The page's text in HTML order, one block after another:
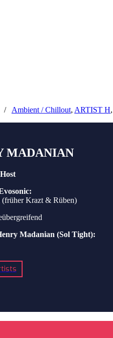
/ Ambient / Chillout, ARTIST H,
MADANIAN
(früher Krazt & Rüben)
Madanian (Sol Tight):